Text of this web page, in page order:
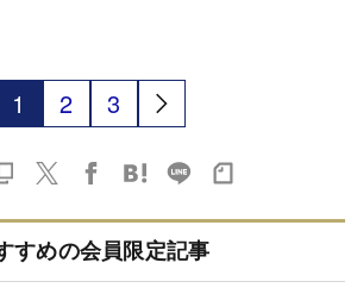
1 2 3
すめの会員限定記事